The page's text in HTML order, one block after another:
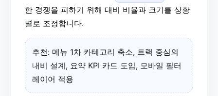
한 경쟁을 피하기 위해 대비 비율과 크기를 상황
별로 조정합니다.
추천: 메뉴 1차 카테고리 축소, 트랙 중심의
내비 설계, 요약 KPI 카드 도입, 모바일 필터
레이어 적용